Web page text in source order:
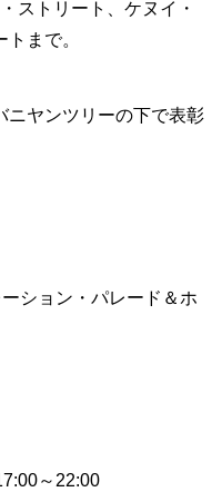
ストリート、ケヌイ・
まで。
ンツリーの下で表彰
ション・パレード＆ホ
～22:00